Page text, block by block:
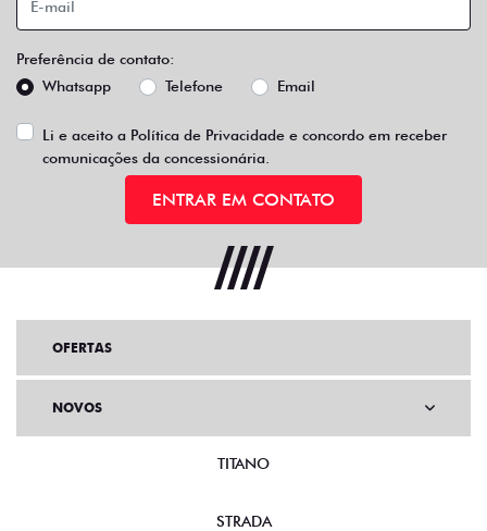
Preferência de contato:
Whatsapp
Telefone Email
Li e aceito a Política de Privacidade e concordo em receber
comunicações da concessionária.
ENTRAR EM CONTATO
OFERTAS
NOVOS
TITANO
STRADA